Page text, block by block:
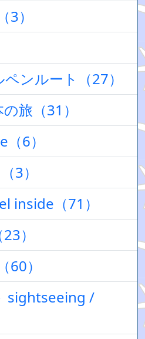
3）
ンルート（27）
旅（31）
6）
3）
inside（71）
）
60）
sightseeing /